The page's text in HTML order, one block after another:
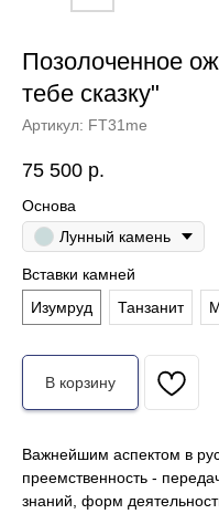
Позолоченное
тебе сказку"
Артикул: FT31me
75 500 р.
Основа
Лунный камень
Вставки камней
Изумруд
Танзанит
В корзину
Важнейшим аспектом в
преемственность -
знаний, форм